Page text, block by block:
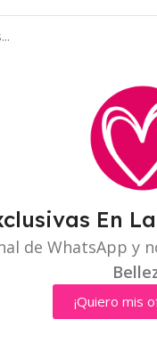
En
de WhatsApp y
¡Quiero mis